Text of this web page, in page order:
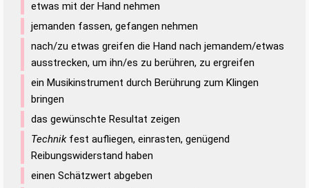
etwas mit der Hand nehmen
jemanden fassen, gefangen nehmen
nach/zu etwas greifen die Hand nach jemandem/etwas
ausstrecken, um ihn/es zu berühren, zu ergreifen
ein Musikinstrument durch Berührung zum Klingen
bringen
das gewünschte Resultat zeigen
Technikfest aufliegen, einrasten, genügend
Reibungswiderstand haben
einen Schätzwert abgeben